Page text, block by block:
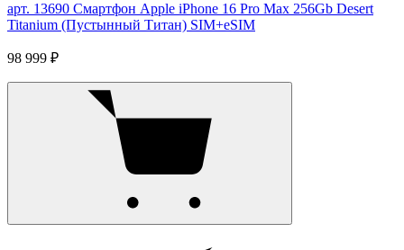
арт. 13690 Смартфон Apple iPhone 16 Pro Max 256Gb Desert
Titanium (Пустынный Титан) SIM+eSIM
98 999 ₽